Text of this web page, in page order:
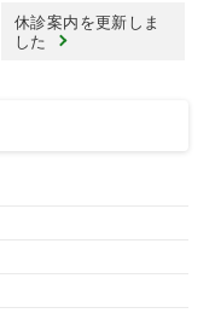
休診案内を更新しま
した